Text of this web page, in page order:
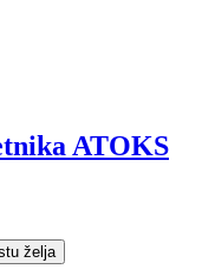
ATOKS
želja